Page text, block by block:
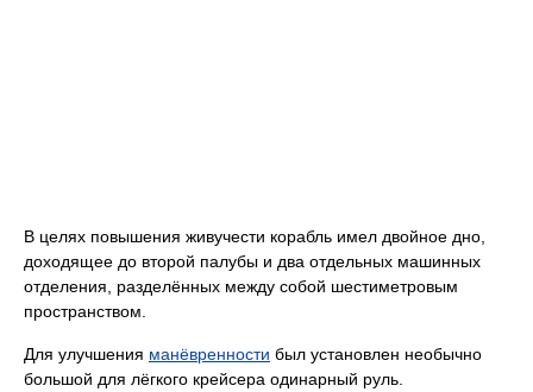
В целях повышения живучести корабль имел двойное дно,
доходящее до второй палубы и два отдельных машинных
отделения, разделённых между собой шестиметровым
пространством.
Для улучшения манёвренности был установлен необычно
большой для лёгкого крейсера одинарный руль.